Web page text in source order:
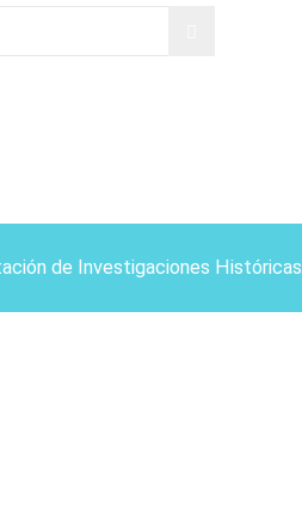
de Investigaciones